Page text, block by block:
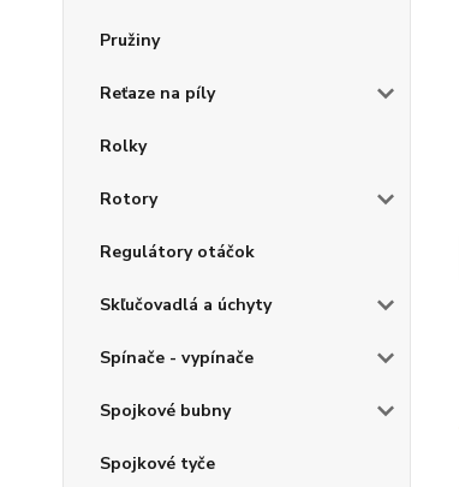
Pružiny
Reťaze na píly
Rolky
Rotory
Regulátory otáčok
Skľučovadlá a úchyty
Spínače - vypínače
Spojkové bubny
Spojkové tyče